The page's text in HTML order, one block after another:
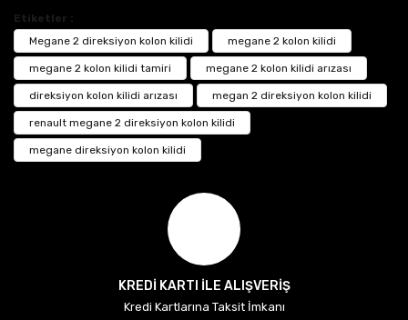
Etiketler :
Megane 2 direksiyon kolon kilidi
megane 2 kolon kilidi
megane 2 kolon kilidi tamiri megane 2 kolon kilidi arızası
direksiyon kolon kilidi arızası megan 2 direksiyon kolon kilidi
renault megane 2 direksiyon kolon kilidi
megane direksiyon kolon kilidi
KREDİ KARTI İLE ALIŞVERİŞ
Kredi Kartlarına Taksit İmkanı